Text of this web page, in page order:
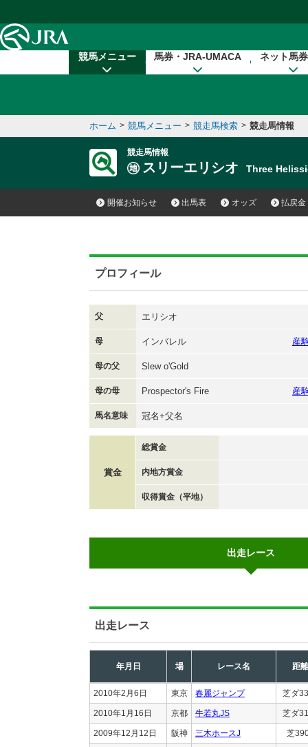
競馬メニュー 馬券・JRA-UMACA ネット馬
ホーム > 競馬メニュー > 競走馬検索 > 競走馬情報
競走馬情報
スリーエリシオ Three
開催お知らせ 出馬表 オッズ 払戻金
プロフィール
父 エリシオ
母 インバレル 産
母の父 Slew o'Gold
母の母 Prospector's Fire 産
馬名意味 冠名+父名
賞金
総賞金
内地方賞金
収得賞金（平地）
出走レース
出走レース
年月日 場 レース名 距離
2010年2月6日 東京 春麗ジャンプ 芝ダ
2010年1月16日 京都 牛若丸JS 芝ダ
2009年12月12日 阪神 三木ホースJ 芝